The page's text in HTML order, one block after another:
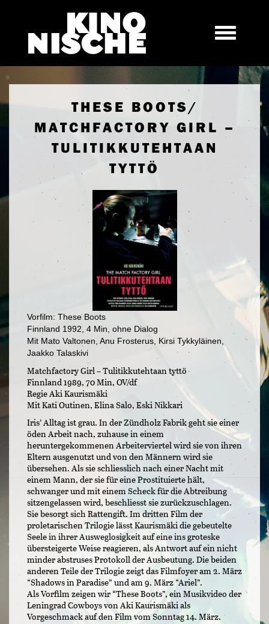
THESE BOOTS/
MATCHFACTORY GIRL –
TULITIKKUTEHTAAN
TYTTÖ
Vorfilm: These Boots
Finnland 1992, 4 Min, ohne Dialog
Mit Mato Valtonen, Anu Frosterus, Kirsi Tykkyläinen,
Jaakko Talaskivi
Matchfactory Girl – Tulitikkutehtaan tyttö
Finnland 1989, 70 Min, OV/df
Regie Aki Kaurismäki
Mit Kati Outinen, Elina Salo, Eski Nikkari
Iris‘ Alltag ist grau. In der Zündholz Fabrik geht sie einer
öden Arbeit nach, zuhause in einem
heruntergekommenen Arbeiterviertel wird sie von ihren
Eltern ausgenutzt und von den Männern wird sie
übersehen. Als sie schliesslich nach einer Nacht mit
einem Mann, der sie für eine Prostituierte hält,
schwanger und mit einem Scheck für die Abtreibung
sitzengelassen wird, beschliesst sie zurückzuschlagen.
Sie besorgt sich Rattengift. Im dritten Film der
proletarischen Trilogie lässt Kaurismäki die gebeutelte
Seele in ihrer Ausweglosigkeit auf eine ins groteske
übersteigerte Weise reagieren, als Antwort auf ein nicht
minder abstruses Protokoll der Ausbeutung. Die beiden
anderen Teile der Trilogie zeigt das Filmfoyer am 2. März
“Shadows in Paradise” und am 9. März “Ariel”.
Als Vorfilm zeigen wir “These Boots”, ein Musikvideo der
Leningrad Cowboys von Aki Kaurismäki als
Vorgeschmack auf den Film vom Sonntag 14. März.